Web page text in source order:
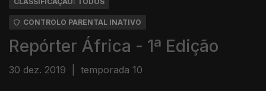
CONTROLO PARENTAL INATIVO
Repórter África - 1ª Edição
30 dez. 2019 temporada 10